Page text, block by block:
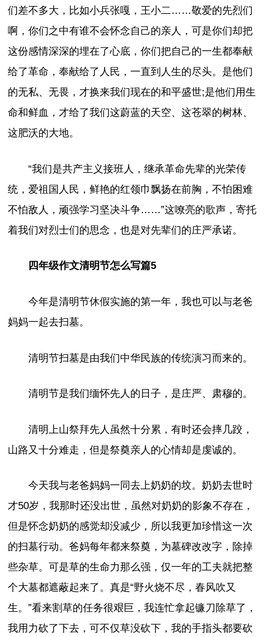
们差不多大，比如小兵张嘎，王小二……敬爱的先烈们
啊，你们之中有谁不会怀念自己的亲人，可是你们却把
这份感情深深的埋在了心底，你们把自己的一生都奉献
给了革命，奉献给了人民，一直到人生的尽头。是他们
的无私、无畏，才换来我们现在的和平盛世;是他们用生
命和鲜血，才给了我们这蔚蓝的天空、这苍翠的树林、
这肥沃的大地。
“我们是共产主义接班人，继承革命先辈的光荣传
统，爱祖国人民，鲜艳的红领巾飘扬在前胸，不怕困难
不怕敌人，顽强学习坚决斗争……”这嘹亮的歌声，寄托
着我们对烈士们的思念，也是对先辈们的庄严承诺。
四年级作文清明节怎么写篇5
今年是清明节休假实施的第一年，我也可以与老爸
妈妈一起去扫墓。
清明节扫墓是由我们中华民族的传统演习而来的。
清明节是我们缅怀先人的日子，是庄严、肃穆的。
清明上山祭拜先人虽然十分累，有时还会摔几跤，
山路又十分难走，但是祭奠亲人的心情却是虔诚的。
今天我与老爸妈妈一同去上奶奶的坟。奶奶去世时
才50岁，我那时还没出世，虽然对奶奶的影象不存在，
但是怀念奶奶的感觉却没减少，所以我更加珍惜这一次
的扫墓行动。爸妈每年都来祭奠，为墓碑改改字，除掉
些杂草。可是草的生命力那么强，仅一年的工夫就把整
个大墓都遮蔽起来了。真是“野火烧不尽，春风吹又
生。”看来割草的任务很艰巨，我连忙拿起镰刀除草了，
我用力砍了下去，可不仅草没砍下，我的手指头都要砍